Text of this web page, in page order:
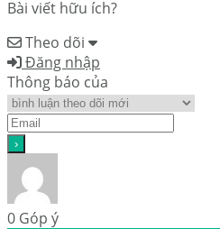
Bài viết hữu ích?
Theo dõi
Đăng nhập
Thông báo của
0 Góp ý